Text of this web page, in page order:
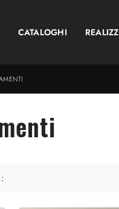
CATALOGHI